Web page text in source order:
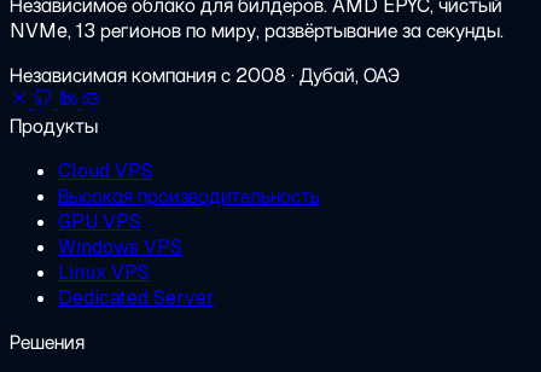
NVMe, 13 регионов по миру, развёртывание за секунды.
Независимая компания с 2008 · Дубай, ОАЭ
Продукты
Cloud VPS
Высокая производительность
GPU VPS
Windows VPS
Linux VPS
Dedicated Server
Решения